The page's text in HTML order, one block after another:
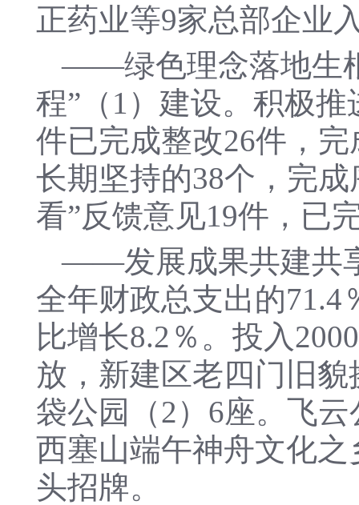
正药业等9家总部企业
——绿色理念落地生
程”（1）建设。积极
件已完成整改26件，
长期坚持的38个，完
看”反馈意见19件，已
——发展成果共建共
全年财政总支出的71.4
比增长8.2％。投入
放，新建区老四门旧
袋公园（2）6座。飞
西塞山端午神舟文化之
头招牌。